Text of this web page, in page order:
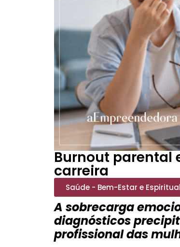
Burnout parental
carreira
Saúde - Bem-Estar e
A sobrecarga
diagnósticos
profissional das